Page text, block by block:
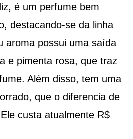
é um perfume bem
destacando-se da linha
aroma possui uma saída
e pimenta rosa, que traz
Além disso, tem uma
que o diferencia de
custa atualmente R$